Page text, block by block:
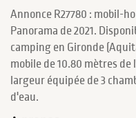
Annonce R27780 : mobil-
Panorama de 2021.
camping en Gironde
mobile de 10.80 mètres
largeur équipée de 3
d'eau.